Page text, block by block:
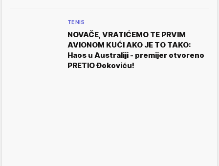
TENIS
NOVAČE, VRATIĆEMO TE PRVIM
AVIONOM KUĆI AKO JE TO TAKO:
Haos u Australiji - premijer otvoreno
PRETIO Đokoviću!